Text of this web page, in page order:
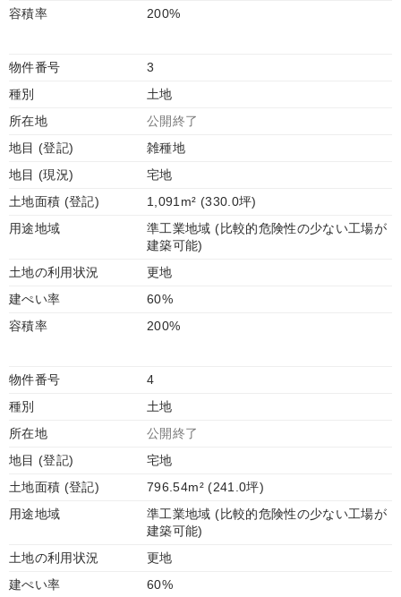
容積率
200%
物件番号
3
種別
土地
所在地
公開終了
地目 (登記)
雑種地
地目 (現況)
宅地
土地面積 (登記)
1,091m² (330.0坪)
用途地域
準工業地域 (比較的危険性の少ない工場が
建築可能)
土地の利用状況
更地
建ぺい率
60%
容積率
200%
物件番号
4
種別
土地
所在地
公開終了
地目 (登記)
宅地
土地面積 (登記)
796.54m² (241.0坪)
用途地域
準工業地域 (比較的危険性の少ない工場が
建築可能)
土地の利用状況
更地
建ぺい率
60%